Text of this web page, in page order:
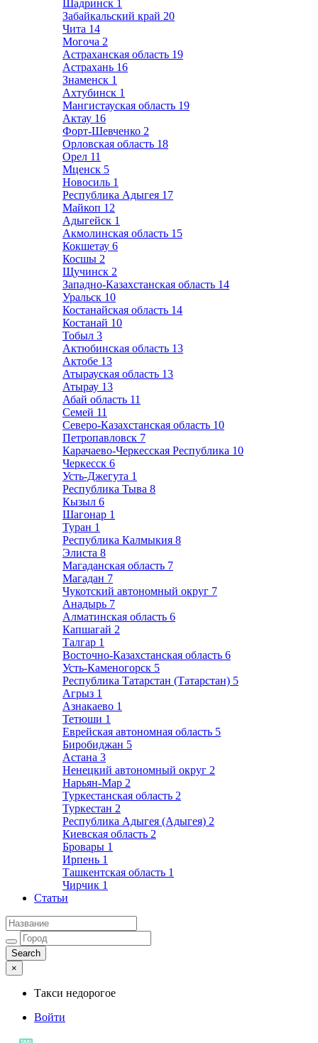
Шадринск 1
Забайкальский край 20
Чита 14
Могоча 2
Астраханская область 19
Астрахань 16
Знаменск 1
Ахтубинск 1
Мангистауская область 19
Актау 16
Форт-Шевченко 2
Орловская область 18
Орел 11
Мценск 5
Новосиль 1
Республика Адыгея 17
Майкоп 12
Адыгейск 1
Акмолинская область 15
Кокшетау 6
Косшы 2
Щучинск 2
Западно-Казахстанская область 14
Уральск 10
Костанайская область 14
Костанай 10
Тобыл 3
Актюбинская область 13
Актобе 13
Атырауская область 13
Атырау 13
Абай область 11
Семей 11
Северо-Казахстанская область 10
Петропавловск 7
Карачаево-Черкесская Республика 10
Черкесск 6
Усть-Джегута 1
Республика Тыва 8
Кызыл 6
Шагонар 1
Туран 1
Республика Калмыкия 8
Элиста 8
Магаданская область 7
Магадан 7
Чукотский автономный округ 7
Анадырь 7
Алматинская область 6
Капшагай 2
Талгар 1
Восточно-Казахстанская область 6
Усть-Каменогорск 5
Республика Татарстан (Татарстан) 5
Агрыз 1
Азнакаево 1
Тетюши 1
Еврейская автономная область 5
Биробиджан 5
Астана 3
Ненецкий автономный округ 2
Нарьян-Мар 2
Туркестанская область 2
Туркестан 2
Республика Адыгея (Адыгея) 2
Киевская область 2
Бровары 1
Ирпень 1
Ташкентская область 1
Чирчик 1
Статьи
×
Такси недорогое
Войти